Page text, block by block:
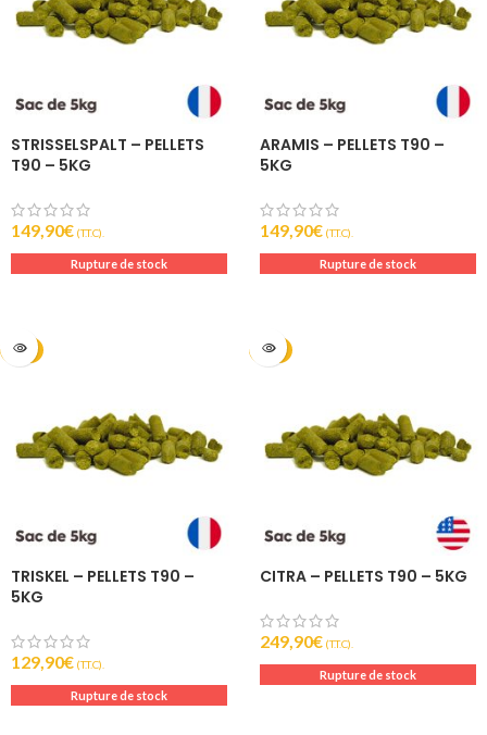
STRISSELSPALT – PELLETS
T90 – 5KG
149,90€ (T.T.C).
Rupture de stock
ARAMIS – PELLETS T90 –
5KG
149,90€ (T.T.C).
Rupture de stock
2024
TRISKEL – PELLETS T90 –
5KG
129,90€ (T.T.C).
Rupture de stock
2025
CITRA – PELLETS T90 – 5KG
249,90€ (T.T.C).
Rupture de stock